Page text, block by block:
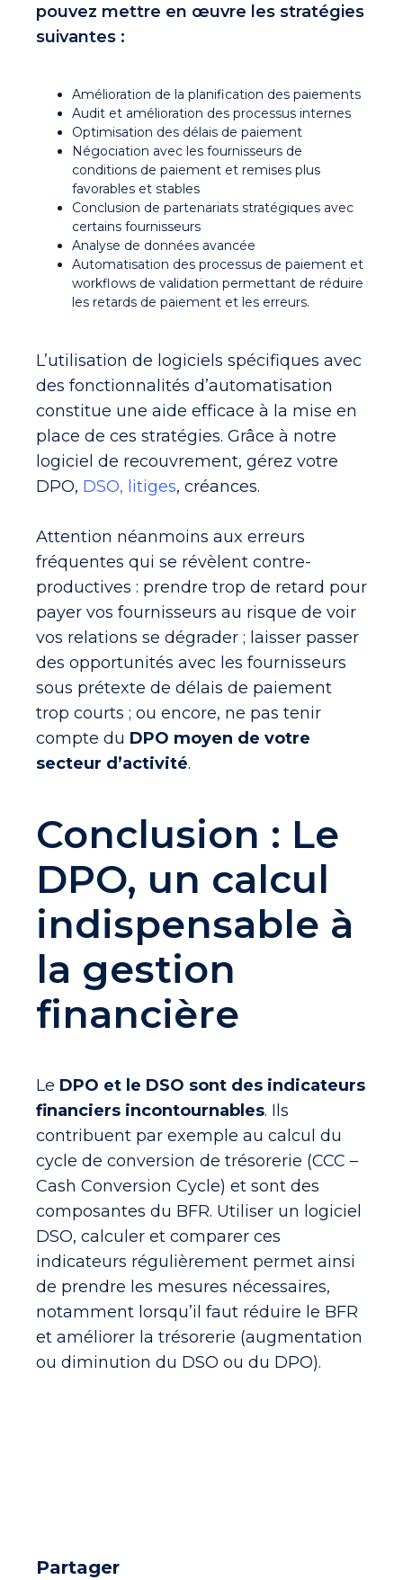
pouvez mettre en œuvre les stratégies
suivantes :
Amélioration de la planification des paiements
Audit et amélioration des processus internes
Optimisation des délais de paiement
Négociation avec les fournisseurs de
conditions de paiement et remises plus
favorables et stables
Conclusion de partenariats stratégiques avec
certains fournisseurs
Analyse de données avancée
Automatisation des processus de paiement et
workflows de validation permettant de réduire
les retards de paiement et les erreurs.
L’utilisation de logiciels spécifiques avec
des fonctionnalités d’automatisation
constitue une aide efficace à la mise en
place de ces stratégies. Grâce à notre
logiciel de recouvrement, gérez votre
DPO, DSO, litiges, créances.
Attention néanmoins aux erreurs
fréquentes qui se révèlent contre-
productives : prendre trop de retard pour
payer vos fournisseurs au risque de voir
vos relations se dégrader ; laisser passer
des opportunités avec les fournisseurs
sous prétexte de délais de paiement
trop courts ; ou encore, ne pas tenir
compte du DPO moyen de votre
secteur d’activité.
Conclusion : Le
DPO, un calcul
indispensable à
la gestion
financière
Le DPO et le DSO sont des indicateurs
financiers incontournables. Ils
contribuent par exemple au calcul du
cycle de conversion de trésorerie (CCC –
Cash Conversion Cycle) et sont des
composantes du BFR. Utiliser un logiciel
DSO, calculer et comparer ces
indicateurs régulièrement permet ainsi
de prendre les mesures nécessaires,
notamment lorsqu’il faut réduire le BFR
et améliorer la trésorerie (augmentation
ou diminution du DSO ou du DPO).
Partager